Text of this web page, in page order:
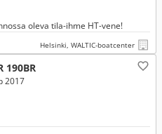
oleva tila-ihme HT-vene!
Helsinki, WALTIC-boatcenter
190BR
2017